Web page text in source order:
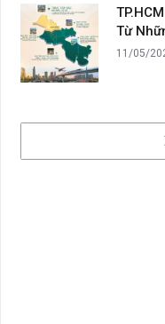
Từ
11/05/